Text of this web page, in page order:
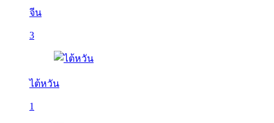
จีน
3
ไต้หวัน
1